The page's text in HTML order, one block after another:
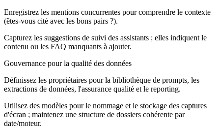
Enregistrez les mentions concurrentes pour comprendre le contexte
(êtes-vous cité avec les bons pairs ?).
Capturez les suggestions de suivi des assistants ; elles indiquent le
contenu ou les FAQ manquants à ajouter.
Gouvernance pour la qualité des données
Définissez les propriétaires pour la bibliothèque de prompts, les
extractions de données, l'assurance qualité et le reporting.
Utilisez des modèles pour le nommage et le stockage des captures
d'écran ; maintenez une structure de dossiers cohérente par
date/moteur.